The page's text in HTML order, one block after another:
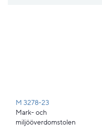
M 3278-23
Mark- och
miljööverdomstolen